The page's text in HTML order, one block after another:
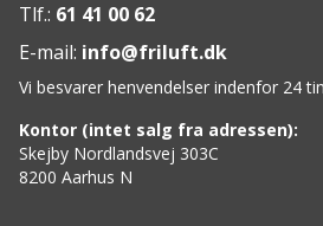
Tlf.: 61 41 00 62
E-mail: info@friluft.dk
Vi besvarer henvendelser indenfor 24
Kontor (intet salg fra adressen):
Skejby Nordlandsvej 303C
8200 Aarhus N